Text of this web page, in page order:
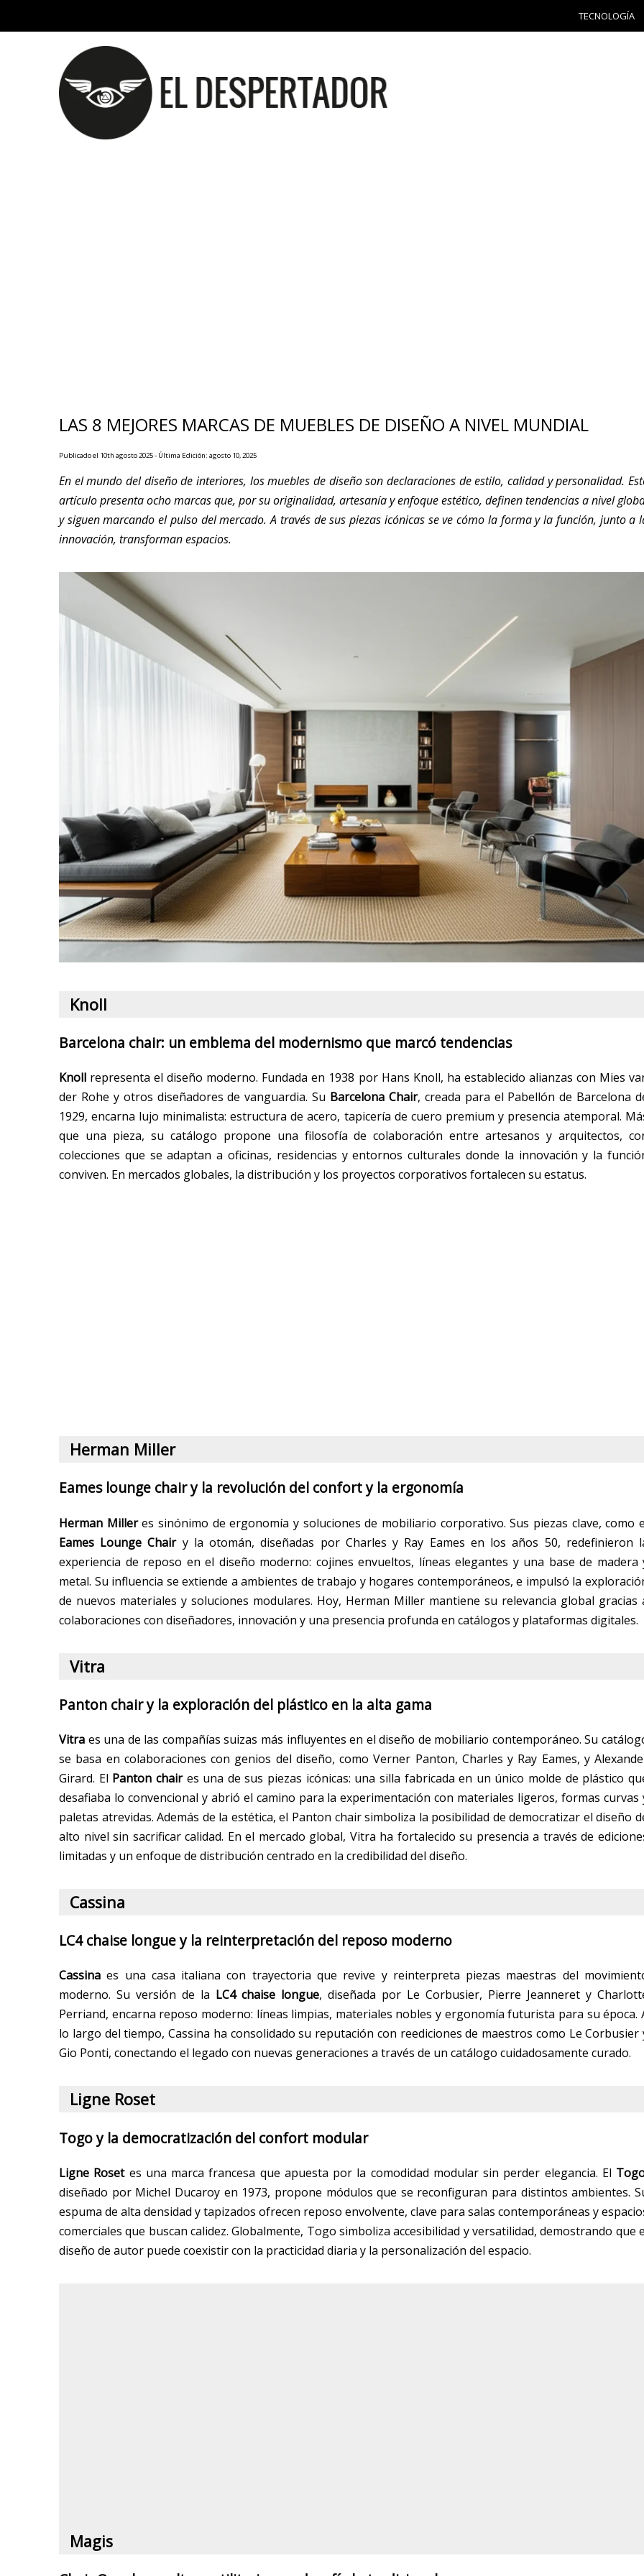
TECNOLOGÍA
LAS 8 MEJORES MARCAS DE MUEBLES DE DISEÑO A NIVEL MUNDIAL
Publicado el 10th agosto 2025 - Última Edición: agosto 10, 2025
En el mundo del diseño de interiores, los muebles de diseño son declaraciones de estilo, calidad y personalidad.
artículo presenta ocho marcas que, por su originalidad, artesanía y enfoque estético, definen tendencias a nivel
y siguen marcando el pulso del mercado. A través de sus piezas icónicas se ve cómo la forma y la función, junto a
innovación, transforman espacios.
Knoll
Barcelona chair: un emblema del modernismo que marcó tendencias
Knoll representa el diseño moderno. Fundada en 1938 por Hans Knoll, ha establecido alianzas con Mies
der Rohe y otros diseñadores de vanguardia. Su Barcelona Chair, creada para el Pabellón de Barcelona
1929, encarna lujo minimalista: estructura de acero, tapicería de cuero premium y presencia atemporal.
que una pieza, su catálogo propone una filosofía de colaboración entre artesanos y arquitectos,
colecciones que se adaptan a oficinas, residencias y entornos culturales donde la innovación y la
conviven. En mercados globales, la distribución y los proyectos corporativos fortalecen su estatus.
Herman Miller
Eames lounge chair y la revolución del confort y la ergonomía
Herman Milleres sinónimo de ergonomía y soluciones de mobiliario corporativo. Sus piezas clave, como
Eames Lounge Chairy la otomán, diseñadas por Charles y Ray Eames en los años 50, redefinieron
experiencia de reposo en el diseño moderno: cojines envueltos, líneas elegantes y una base de madera
metal. Su influencia se extiende a ambientes de trabajo y hogares contemporáneos, e impulsó la
de nuevos materiales y soluciones modulares. Hoy, Herman Miller mantiene su relevancia global gracias
colaboraciones con diseñadores, innovación y una presencia profunda en catálogos y plataformas digitales.
Vitra
Panton chair y la exploración del plástico en la alta gama
Vitra es una de las compañías suizas más influyentes en el diseño de mobiliario contemporáneo. Su
se basa en colaboraciones con genios del diseño, como Verner Panton, Charles y Ray Eames, y
Girard. El Panton chaires una de sus piezas icónicas: una silla fabricada en un único molde de plástico
desafiaba lo convencional y abrió el camino para la experimentación con materiales ligeros, formas curvas
paletas atrevidas. Además de la estética, el Panton chair simboliza la posibilidad de democratizar el diseño
alto nivel sin sacrificar calidad. En el mercado global, Vitra ha fortalecido su presencia a través de
limitadas y un enfoque de distribución centrado en la credibilidad del diseño.
Cassina
LC4 chaise longue y la reinterpretación del reposo moderno
Cassina es una casa italiana con trayectoria que revive y reinterpreta piezas maestras del
moderno. Su versión de la LC4 chaise longue, diseñada por Le Corbusier, Pierre Jeanneret y
Perriand, encarna reposo moderno: líneas limpias, materiales nobles y ergonomía futurista para su época.
lo largo del tiempo, Cassina ha consolidado su reputación con reediciones de maestros como Le Corbusier
Gio Ponti, conectando el legado con nuevas generaciones a través de un catálogo cuidadosamente curado.
Ligne Roset
Togo y la democratización del confort modular
Ligne Rosetes una marca francesa que apuesta por la comodidad modular sin perder elegancia. El
diseñado por Michel Ducaroy en 1973, propone módulos que se reconfiguran para distintos ambientes.
espuma de alta densidad y tapizados ofrecen reposo envolvente, clave para salas contemporáneas y
comerciales que buscan calidez. Globalmente, Togo simboliza accesibilidad y versatilidad, demostrando que
diseño de autor puede coexistir con la practicidad diaria y la personalización del espacio.
Magis